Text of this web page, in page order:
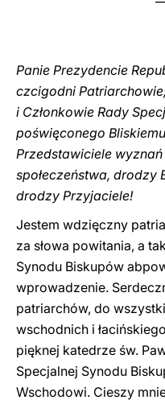
Panie Prezydencie
czcigodni
i Członkowie Rady
poświęconego
Przedstawiciele
społeczeństwa, drodzy
drodzy Przyjaciele!
Jestem wdzięczny
za słowa powitania, a
Synodu Biskupów
wprowadzenie.
patriarchów, do
wschodnich i
pięknej katedrze św.
Specjalnej Synodu
Wschodowi. Cieszy